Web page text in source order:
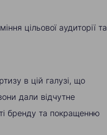
цільової аудиторії та
в цій галузі, що
дали відчутне
бренду та покращенню